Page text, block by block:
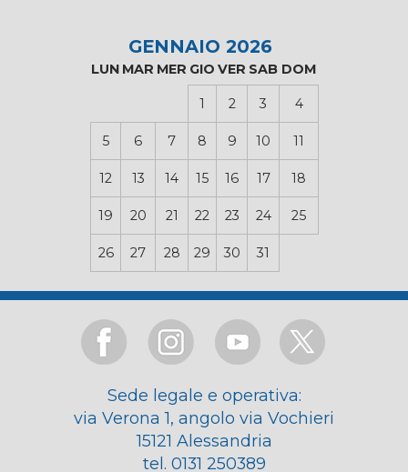
GENNAIO 2026
LUN MAR MER GIO VER SAB DOM
1 2 3 4
5 6 7 8 9 10 11
12 13 14 15 16 17 18
19 20 21 22 23 24 25
26 27 28 29 30 31
Sede legale e operativa:
via Verona 1, angolo via Vochieri
15121 Alessandria
tel. 0131 250389